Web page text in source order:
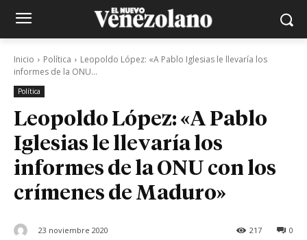
Inicio Política
Leopoldo López: «A Pablo Iglesias le llevaría los
informes de la ONU...
Política
Leopoldo López: «A Pablo
Iglesias le llevaría los
informes de la ONU con los
crímenes de Maduro»
23 noviembre 2020 0
217